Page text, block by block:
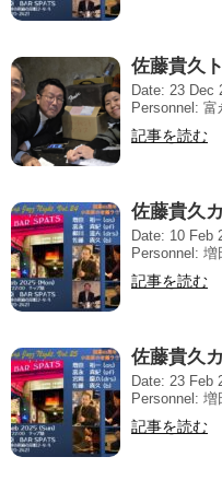
佐藤貴久
Date: 23 Dec
Personnel: 富
記事を読む
佐藤貴久
Date: 10 Feb
Personnel: 増
記事を読む
佐藤貴久
Date: 23 Feb
Personnel: 増
記事を読む